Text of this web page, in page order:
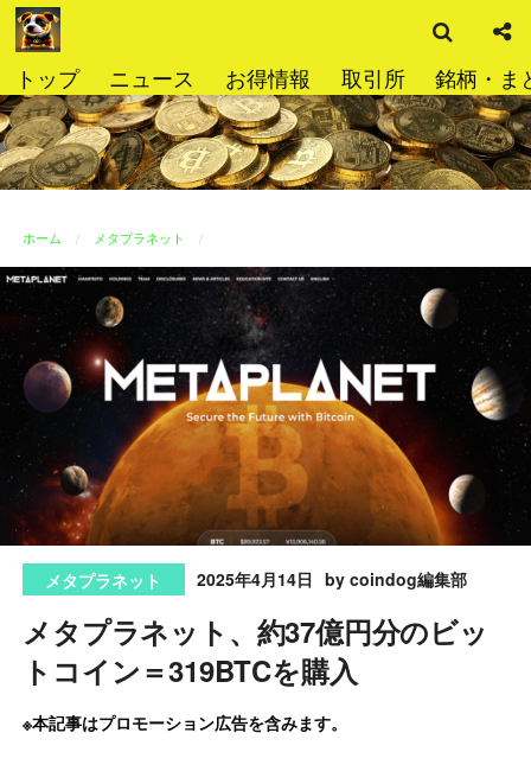
コ
ン
ン
ツ
へ
ス
プ
トップ ニュース お得情報 取引所 銘柄・ま
索
ホーム メタプラネット
メタプラネット 2025年4月14日 by coindog編集部
メタプラネット、約37億円分のビッ
トコイン＝319BTCを購入
※本記事はプロモーション広告を含みます。